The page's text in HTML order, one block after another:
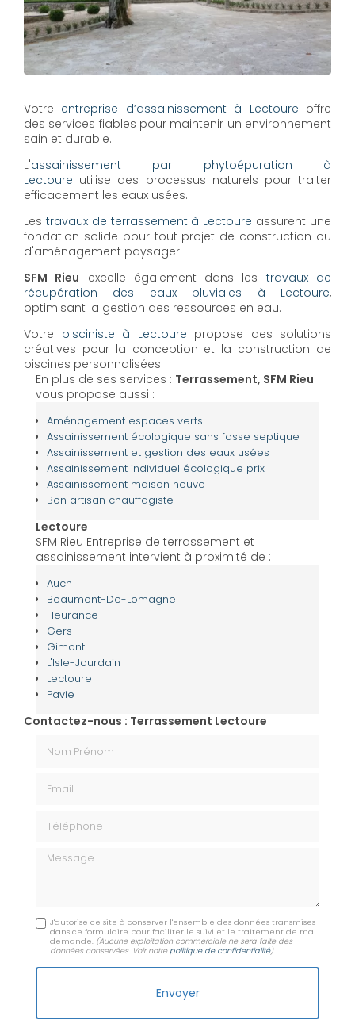
Votre entreprise d’assainissement à Lectoure offre
des services fiables pour maintenir un environnement
sain et durable.
L'assainissement par phytoépuration à
Lectoure utilise des processus naturels pour traiter
efficacement les eaux usées.
Les travaux de terrassement à Lectoure assurent une
fondation solide pour tout projet de construction ou
d'aménagement paysager.
SFM Rieu excelle également dans les travaux de
récupération des eaux pluviales à Lectoure,
optimisant la gestion des ressources en eau.
Votre pisciniste à Lectoure propose des solutions
créatives pour la conception et la construction de
piscines personnalisées.
En plus de ses services : Terrassement, SFM Rieu
vous propose aussi :
Aménagement espaces verts
Assainissement écologique sans fosse septique
Assainissement et gestion des eaux usées
Assainissement individuel écologique prix
Assainissement maison neuve
Bon artisan chauffagiste
Lectoure
SFM Rieu Entreprise de terrassement et
assainissement intervient à proximité de :
Auch
Beaumont-De-Lomagne
Fleurance
Gers
Gimont
L'Isle-Jourdain
Lectoure
Pavie
Contactez-nous : Terrassement Lectoure
Message
J'autorise ce site à conserver l'ensemble des données transmises
dans ce formulaire pour faciliter le suivi et le traitement de ma
demande. (Aucune exploitation commerciale ne sera faite des
données conservées. Voir notrepolitique de confidentialité)